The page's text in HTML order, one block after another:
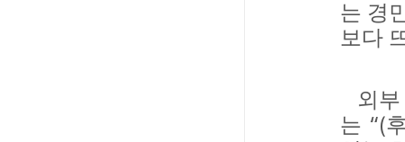
는 경
보다
외부
는 “(